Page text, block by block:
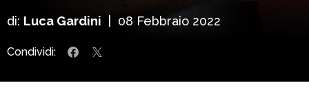
di: Luca Gardini 08 Febbraio 2022
Condividi: